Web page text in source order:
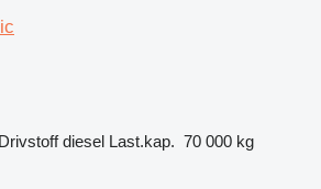
Drivstoff diesel Last.kap. 70 000 kg